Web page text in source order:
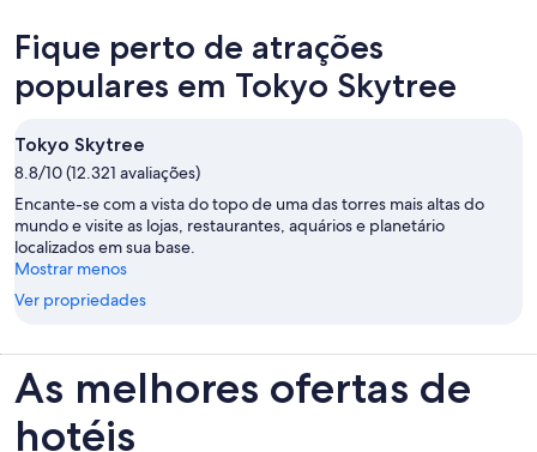
Fique perto de atrações
populares em Tokyo Skytree
Tokyo Skytree
8.8/10 (12.321 avaliações)
Encante-se com a vista do topo de uma das torres mais altas do
mundo e visite as lojas, restaurantes, aquários e planetário
localizados em sua base.
Mostrar menos
Ver propriedades
As melhores ofertas de
hotéis